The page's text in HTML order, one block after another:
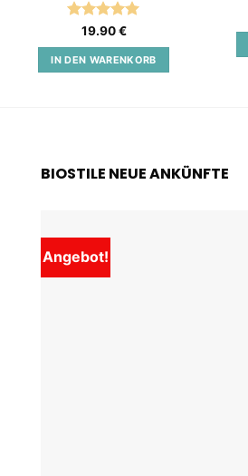
Bewertet
mit5von
5
19.90€
IN DEN WARENKORB
BIOSTILE NEUE ANKÜNFTE
Angebot!